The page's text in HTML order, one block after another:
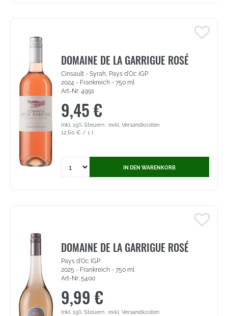
Maury
IGP
(5008)
DOMAINE DE LA GARRIGUE ROSÉ
Cinsault - Syrah, Pays d'Oc IGP
2024 - Frankreich - 750 ml
Art-Nr: 4991
9,45 €
Inkl. 19% Steuern , exkl. Versandkosten
12,60 € / 1 l
for
de
Cinsault
-
Syrah,
Pays
IGP
(4991)
IN DEN WARENKORB
DOMAINE DE LA GARRIGUE ROSÉ
Pays d'Oc IGP
2025 - Frankreich - 750 ml
Art-Nr: 5400
9,99 €
Inkl. 19% Steuern , exkl. Versandkosten